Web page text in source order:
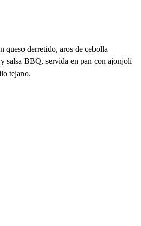
queso derretido, aros de cebolla
salsa BBQ, servida en pan con ajonjolí
tejano.